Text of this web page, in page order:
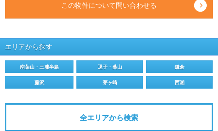
この物件について問い合わせる
エリアから探す
南葉山・三浦半島 逗子・葉山 鎌倉
藤沢 茅ヶ崎 西湘
全エリアから検索